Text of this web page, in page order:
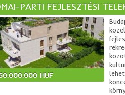
PARTI FEJLESZTÉSI
HUF